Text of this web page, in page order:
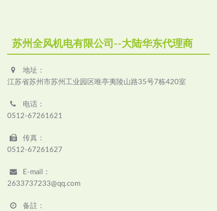
苏州全风机电有限公司--大陆华东代理商
地址：
江苏省苏州市苏州工业园区唯亭夷陵山路35号7栋420室
电话：
0512-67261621
传真：
0512-67261627
E-mail：
2633737233@qq.com
备註：